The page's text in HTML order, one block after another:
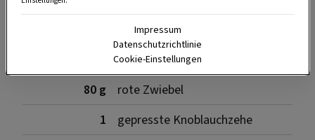
Wachtelbohnen
80 g
rote Zwiebel
1
gepresste Knoblauchzehe
Impressum
Datenschutzrichtlinie
Cookie-Einstellungen